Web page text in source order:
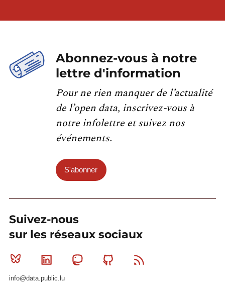
Abonnez-vous à notre
lettre d'information
Pour ne rien manquer de l’actualité
de l’open data, inscrivez-vous à
notre infolettre et suivez nos
événements.
S'abonner
Suivez-nous
sur les réseaux sociaux
Bluesky Linkedin MastodonGithub
info@data.public.lu